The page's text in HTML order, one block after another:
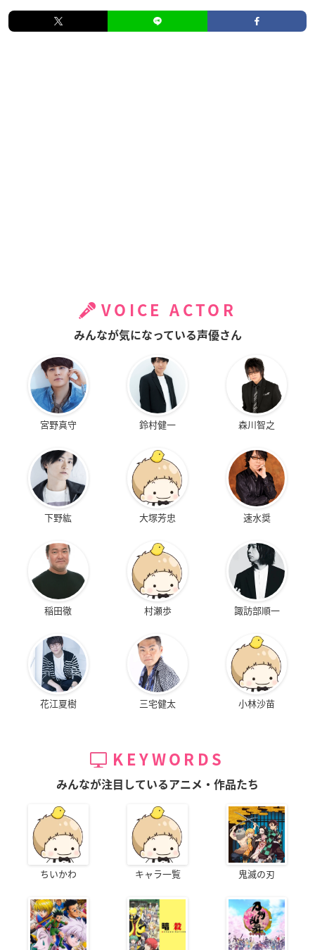
VOICE ACTOR
みんなが気になっている声優さん
宮野真守 鈴村健一 森川智之
下野紘 大塚芳忠 速水奨
稲田徹 村瀬歩 諏訪部順一
花江夏樹 三宅健太 小林沙苗
KEYWORDS
みんなが注目しているアニメ・作品たち
ちいかわ キャラ一覧 鬼滅の刃